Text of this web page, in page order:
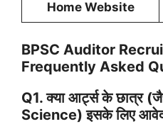
Home Website
BPSC Auditor
Frequently Asked
Q1. क्या आर्ट्स के छात्र
Science) इसके लिए